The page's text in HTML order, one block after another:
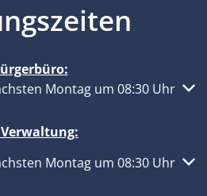
oder Schließzeiten
Montag um 08:30 Uhr
Verwaltung:
oder Schließzeiten
Montag um 08:30 Uhr